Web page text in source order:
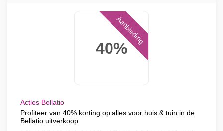
40%
Aanbieding
Acties Bellatio
Profiteer van 40% korting op alles voor huis & tuin in de
Bellatio uitverkoop